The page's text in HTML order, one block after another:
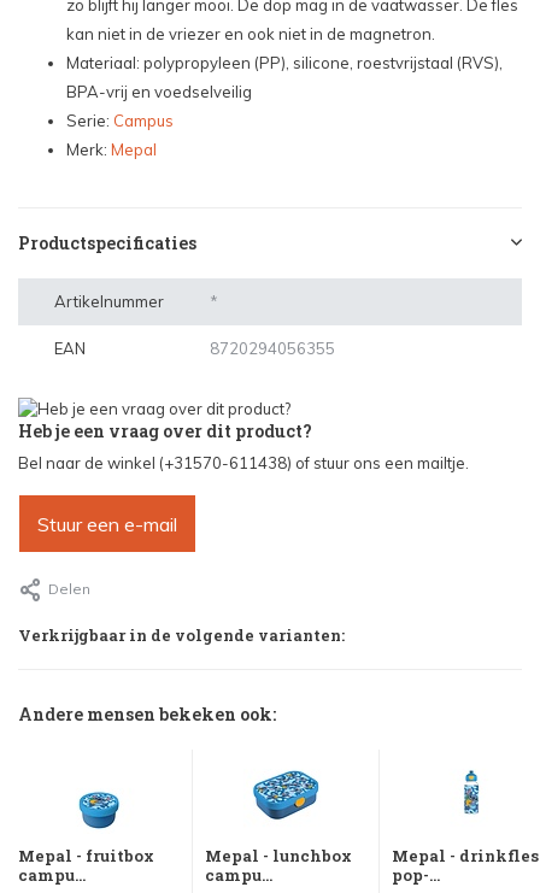
zo blijft hij langer mooi. De dop mag in de vaatwasser. De fles
kan niet in de vriezer en ook niet in de magnetron.
Materiaal: polypropyleen (PP), silicone, roestvrijstaal (RVS),
BPA-vrij en voedselveilig
Serie: Campus
Merk: Mepal
Productspecificaties
Artikelnummer *
EAN 8720294056355
Heb je een vraag over dit product?
Bel naar de winkel (+31570-611438) of stuur ons een mailtje.
Stuur een e-mail
Delen
Verkrijgbaar in de volgende varianten:
Andere mensen bekeken ook:
Mepal - fruitbox
campu...
Mepal - lunchbox
campu...
Mepal - drinkfles
pop-...